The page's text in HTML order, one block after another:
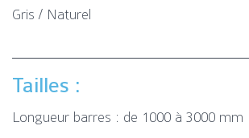
Gris / Naturel
Tailles :
Longueur barres : de 1000 à 3000 mm